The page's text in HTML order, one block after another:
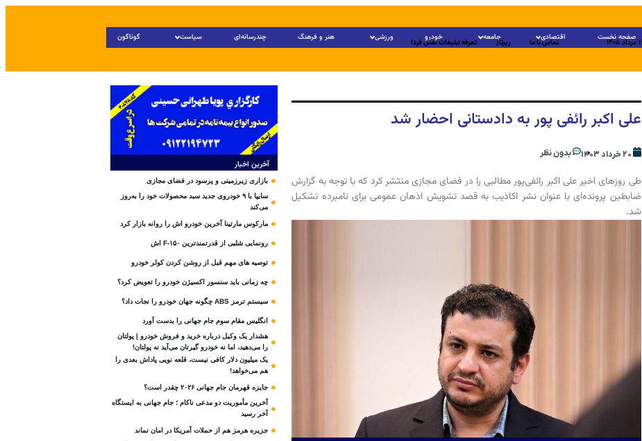
صفحه نخست اقتصادی جامعه خودرو ورزشی هنر و فرهنگ چندرسانه‌ای سیاست گوناگون
تماس با ما رپرتاژ تعرفه تبلیغات نقش فردا
علی اکبر رائفی پور به دادستانی احضار شد
۲۰ خرداد ۱۴۰۳ بدون نظر
طی روزهای اخیر علی اکبر رائفی‌پور مطالبی را در فضای مجازی منتشر کرد که با توجه به گزارش
ضابطین پرونده‌ای با عنوان نشر اکاذیب به قصد تشویش اذهان عمومی برای نامبرده تشکیل
شد.
آخرین اخبار
بازاری زیرزمینی و پرسود در فضای مجازی
سایپا با ۹ خودروی جدید سبد محصولات خود را به‌روز
می‌کند
مارکوس مارتینا آخرین خودرو اش را روانه بازار کرد
رونمایی شلبی از قدرتمندترین F-۱۵۰ اش
توصیه های مهم قبل از روشن کردن کولر خودرو
چه زمانی باید سنسور اکسیژن خودرو را تعویض کرد؟
سیستم ترمز ABS چگونه جهان خودرو را نجات داد؟
انگلیس مقام سوم جام‌ جهانی را بدست آورد
هشدار یک وکیل درباره خرید و فروش خودرو | پولتان
را می‌دهید، اما نه خودرو گیرتان می‌آید نه پولتان!
یک میلیون دلار کافی نیست، قلعه‌ نویی پاداش بعدی را
هم می‌خواهد!
جایزه قهرمان جام جهانی ۲۰۲۶ چقدر است؟
آخرین مأموریت دو مدعی ناکام ؛ جام جهانی به ایستگاه
آخر رسید
جزیره هرمز هم از حملات آمریکا در امان نماند